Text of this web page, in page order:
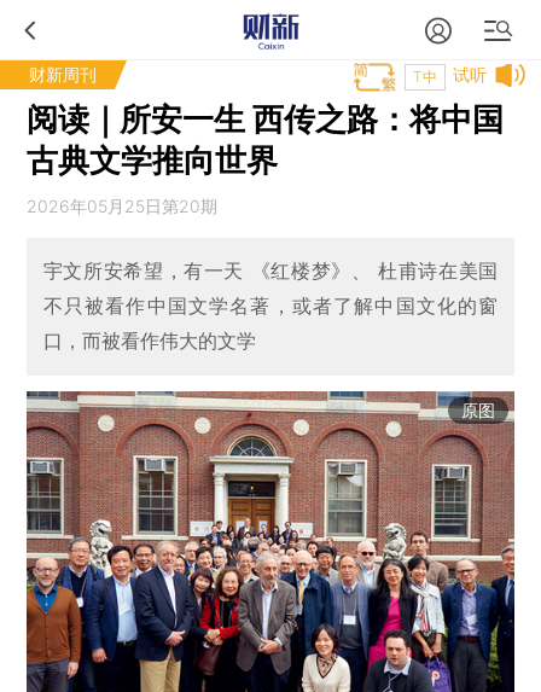
财新周刊 试听
T中
阅读｜所安一生 西传之路：将中国
古典文学推向世界
2026年05月25日第20期
宇文所安希望，有一天 《红楼梦》、 杜甫诗在美国
不只被看作中国文学名著，或者了解中国文化的窗
口，而被看作伟大的文学
原图